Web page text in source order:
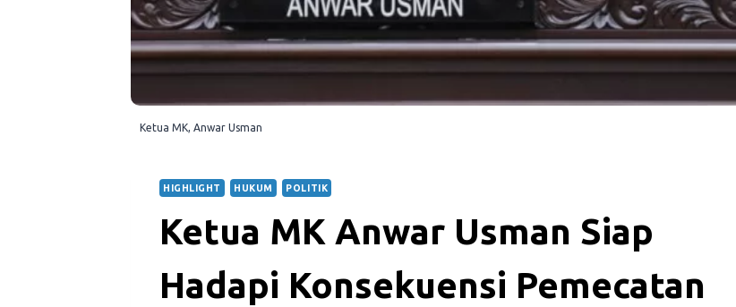
Ketua MK, Anwar Usman
HIGHLIGHT HUKUM POLITIK
Ketua MK Anwar Usman Siap
Hadapi Konsekuensi Pemecatan